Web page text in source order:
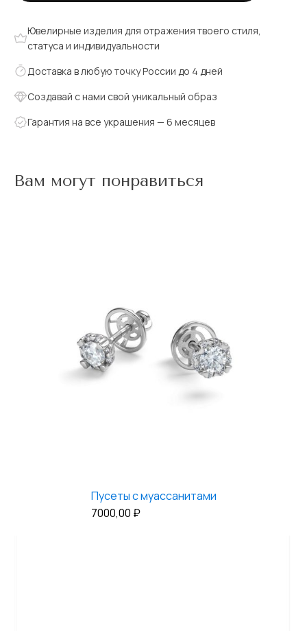
Ювелирные изделия для отражения твоего стиля,
статуса и индивидуальности
Доставка в любую точку России до 4 дней
Создавай с нами свой уникальный образ
Гарантия на все украшения — 6 месяцев
Вам могут понравиться
Пусеты с муассанитами
7000,00 ₽